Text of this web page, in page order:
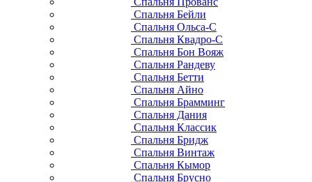
Спальня Бейли
Спальня Ольса-С
Спальня Квадро-С
Спальня Бон Вояж
Спальня Рандеву
Спальня Бетти
Спальня Айно
Спальня Брамминг
Спальня Дания
Спальня Классик
Спальня Бридж
Спальня Винтаж
Спальня Кымор
Спальня Брусно